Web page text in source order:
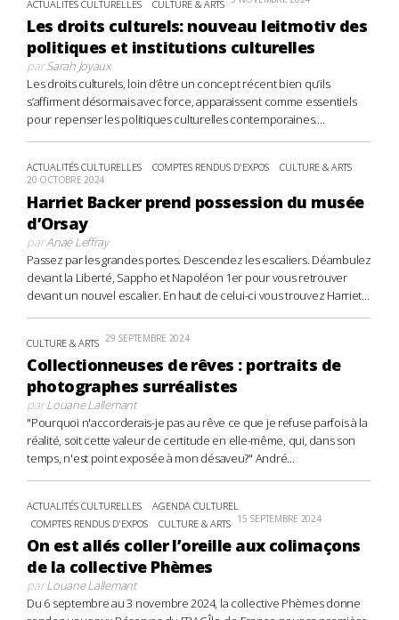
ACTUALITÉS CULTURELLES CULTURE & ARTS
Les droits culturels: nouveau leitmotiv des
politiques et institutions culturelles
parSarah Joyaux
Les droits culturels, loin d’être un concept récent bien qu’ils
s’affirment désormais avec force, apparaissent comme essentiels
pour repenser les politiques culturelles contemporaines....
ACTUALITÉS CULTURELLES COMPTES RENDUS D'EXPOS CULTURE & ARTS
20 OCTOBRE 2024
Harriet Backer prend possession du musée
d’Orsay
parAnaë Leffray
Passez par les grandes portes. Descendez les escaliers. Déambulez
devant la Liberté, Sappho et Napoléon 1er pour vous retrouver
devant un nouvel escalier. En haut de celui-ci vous trouvez Harriet...
CULTURE & ARTS 29 SEPTEMBRE 2024
Collectionneuses de rêves : portraits de
photographes surréalistes
parLouane Lallemant
"Pourquoi n'accorderais-je pas au rêve ce que je refuse parfois à la
réalité, soit cette valeur de certitude en elle-même, qui, dans son
temps, n'est point exposée à mon désaveu?" André...
ACTUALITÉS CULTURELLES
AGENDA CULTUREL
COMPTES RENDUS D'EXPOS
CULTURE & ARTS 15 SEPTEMBRE 2024
On est allés coller l’oreille aux colimaçons
de la collective Phèmes
parLouane Lallemant
Du 6 septembre au 3 novembre 2024, la collective Phèmes donne